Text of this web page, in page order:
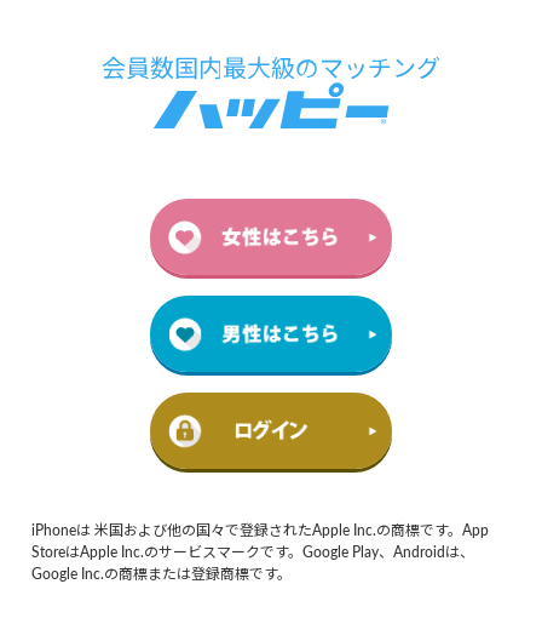
iPhoneは 米国および他の国々で登録されたApple Inc.の商標です。App
StoreはApple Inc.のサービスマークです。Google Play、Androidは、
Google Inc.の商標または登録商標です。